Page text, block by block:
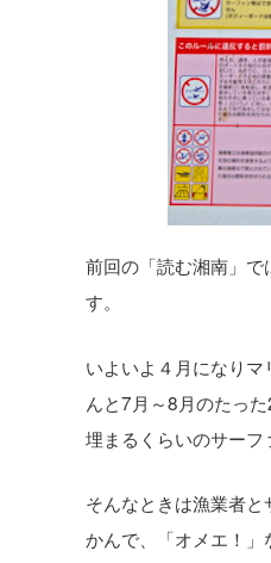
前回の「読む湘南」
す。
いよいよ４月になり
んと7月～8月のたっ
埋まるくらいのサーフ
そんなときは漁業者
かんで、「オメエ！」